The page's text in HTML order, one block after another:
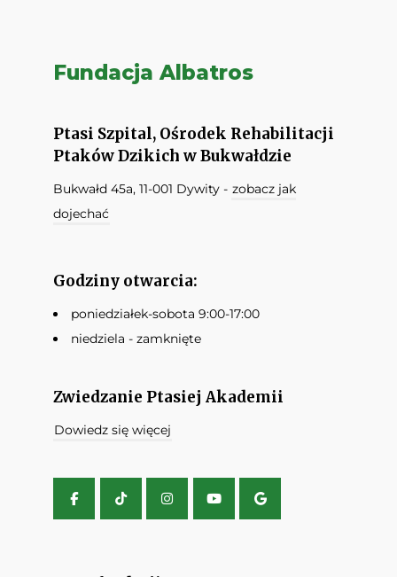
Fundacja Albatros
Ptasi Szpital, Ośrodek Rehabilitacji
Ptaków Dzikich w Bukwałdzie
Bukwałd 45a, 11-001 Dywity - zobacz jak
dojechać
Godziny otwarcia:
poniedziałek-sobota 9:00-17:00
niedziela - zamknięte
Zwiedzanie Ptasiej Akademii
Dowiedz się więcej